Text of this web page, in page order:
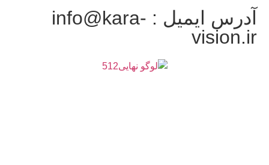
آدرس ایمیل : info@kara-
vision.ir